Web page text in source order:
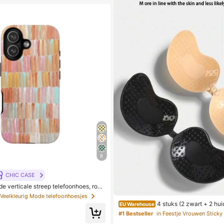
8
CHIC CASE
verticale streep telefoonhoes, roze
telefoonhoes compatibel met i
13 12 11 Pro Max
Mode telefoonhoesjes
EU Warehouse 4 stuks (2 zwart + 2
vende onzichtbare siliconen bh-
gloos, verzamelende borstcups voor
#1 Bestseller in Feestje Vrouwen Sticky